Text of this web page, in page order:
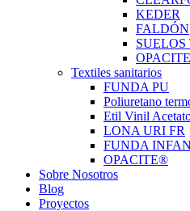
KEDER
FALDÓN
Textiles sanitarios
FUNDA PU
Poliuretano
Etil Vinil
LONA URI FR
FUNDA
OPACITE®
Sobre Nosotros
Blog
Proyectos